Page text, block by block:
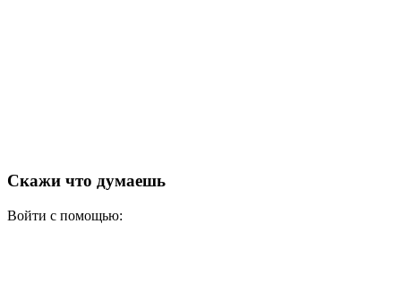
Скажи что думаешь
Войти с помощью: